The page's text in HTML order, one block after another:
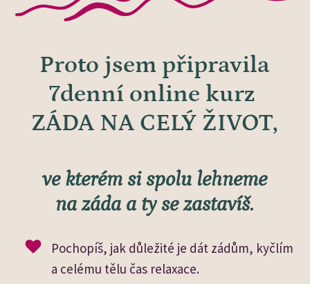
Proto jsem připravila
7denní online kurz
ZÁDA NA CELÝ ŽIVOT,
ve kterém si spolu lehneme
na záda a ty se zastavíš.
Pochopíš, jak důležité je dát zádům, kyčlím
a celému tělu čas relaxace.